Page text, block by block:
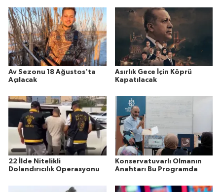
Av Sezonu 18 Ağustos'ta
Açılacak
Asırlık Gece İçin Köprü
Kapatılacak
22 İlde Nitelikli
Dolandırıcılık Operasyonu
Konservatuvarlı Olmanın
Anahtarı Bu Programda